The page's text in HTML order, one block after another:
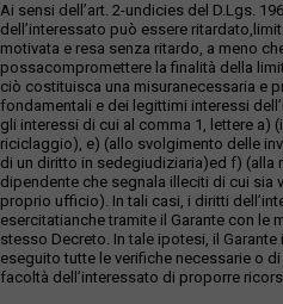
Ai sensi dell’art. 2-undicies del D.Lgs.
dell’interessato può essere
motivata e resa senza ritardo, a meno
possacompromettere la finalità della
ciò costituisca una misuranecessaria e
fondamentali e dei legittimi interessi
gli interessi di cui al comma 1, lettere a)
riciclaggio), e) (allo svolgimento delle
di un diritto in sedegiudiziaria)ed f) (alla
dipendente che segnala illeciti di cui sia
proprio ufficio). In tali casi, i diritti
esercitatianche tramite il Garante con le
stesso Decreto. In tale ipotesi, il
eseguito tutte le verifiche necessarie o
facoltà dell’interessato di proporre